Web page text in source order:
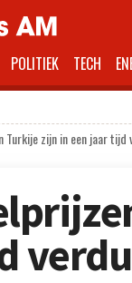
POLITIEK TECH
Turkije zijn in een jaar tijd